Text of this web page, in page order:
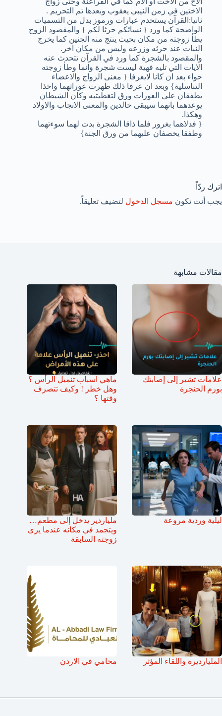
الاختين في زمن النيبي يعقوب وبعدها تم التحريم .
ثانيا:القرآن يستخدم عبارات ورموز بدل من التسميات
الواضحة كما ورد { نسائكم حرثا لكم } والمقصود الزوج
يطأ زوجته من مكان بحيث ينتج منه الجنين كما يخرج
النبات عند حرثه وزرعه وليس من مكان اخر.
والمقصود بالشجرة كما ورد في القرآن تتحدث عنه
الايات التي تليه فهية ليست شجرة وانما وطأ زوجته
حواء بعد ان كانا لايعرفا { معنى الزواج والاعضاء
التناسلية} وبعد ان عرفا ذلك ظهرت عوراتهما واخذا
يطفقان على العورات ورق لتغطيتيه وكان الشيطان
يوعدهما بانهما سيبقى خالدين والمعنى الانجاب والاولاد
وهكذا.
{ فدلاهما بغرور فلما ذاقا الشجرة بدت لهما سوءتهما
وطفقا يخصفان عليهما من ورق الجنة}
اترك ردّاً
يجب أنت تكون مسجل الدخول لتضيف تعليقاً.
مقالات مشابهة
علامات تشير إلى إصابتك
بورم الحنجرة
ماهي اسباب تنميل الرأس ؟
وهل خطر ! وكيف تتصرف
وقتها ؟
ليلية وردية مروعة
ملياردير يدخل إلى مطعم…
ويتجمد في مكانه عندما يرى
زوجته السابقة
المليارديرة واللقاء المؤثر محامي في الاردن